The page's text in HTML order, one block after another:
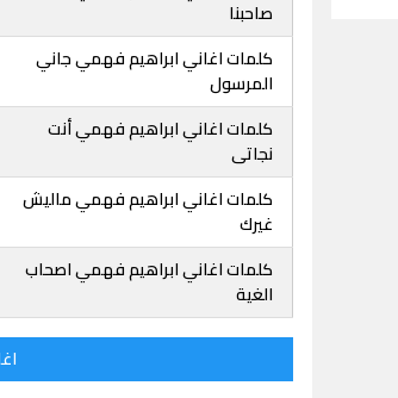
صاحبنا
كلمات اغاني ابراهيم فهمي جاني
المرسول
كلمات اغاني ابراهيم فهمي أنت
نجاتى
كلمات اغاني ابراهيم فهمي ماليش
غيرك
كلمات اغاني ابراهيم فهمي اصحاب
الغية